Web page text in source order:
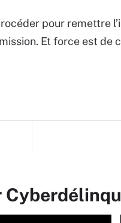
pour remettre
Et force est de